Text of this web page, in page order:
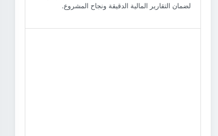
لضمان التقارير المالية الدقيقة ونجاح المشروع.